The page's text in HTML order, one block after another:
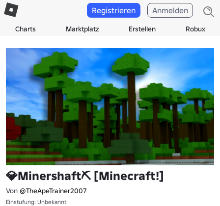
Charts Marktplatz Erstellen Robux
Registrieren Anmelden
💎Minershaft⛏️ [Minecraft!]
Von @TheApeTrainer2007
Einstufung: Unbekannt